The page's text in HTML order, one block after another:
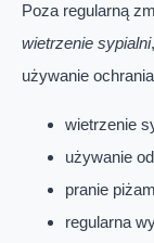
Poza regularną
wietrzenie sypialni
używanie
wietrzenie
używanie
pranie
regularna